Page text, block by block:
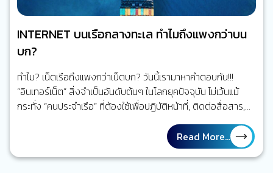
INTERNET บนเรือกลางทะเล ทำไมถึงแพงกว่าบน
บก?
ทำไม? เน็ตเรือถึงแพงกว่าเน็ตบก? วันนี้เรามาหาคำตอบกัน!!!
“อินเทอร์เน็ต” สิ่งจำเป็นอันดับต้นๆ ในโลกยุคปัจจุบัน ไม่เว้นแม้
กระทั่ง “คนประจำเรือ” ที่ต้องใช้เพื่อปฏิบัติหน้าที่, ติดต่อสื่อสาร,
รวมถึงเพื่อความบันเทิง แต่ทำไม “อินเทอร์เน็ตบนเรือ” กลับมีราคา
ที่สูงกว่า “อินเทอร์เน็ต 4G 5G” ที่ใช้อยู่บนบก อย่างที่ทราบกันดี
ว่า บริการอินเทอร์เน็ตผ่านดาวเทียม หรือ VSAT เป็นช่องทางหนึ่ง
ของเรือที่กำลังปฏิบัติงานอยู่กลางทะเล สามารถใช้งาน
Read More...